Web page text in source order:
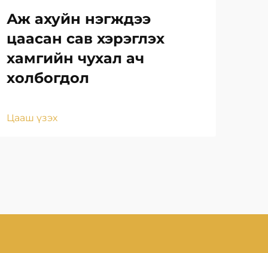
Аж ахуйн нэгждээ
цаасан сав хэрэглэх
хамгийн чухал ач
холбогдол
Цааш үзэх